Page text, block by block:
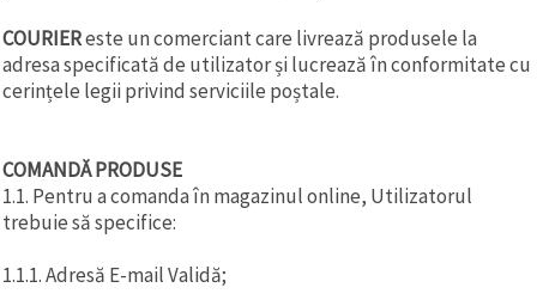
COURIEReste un comerciant care livrează produsele la
adresa specificată de utilizator și lucrează în conformitate cu
cerințele legii privind serviciile poștale.
COMANDĂ PRODUSE
1.1. Pentru a comanda în magazinul online, Utilizatorul
trebuie să specifice:
1.1.1. Adresă E-mail Validă;